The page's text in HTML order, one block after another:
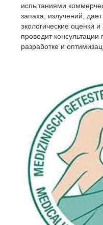
испытаниями
запаха, излучений,
экологические оценки
проводит
разработке и
в изделиях содержит
каучука и является
выделяющим
запах. Изделие имеет
латекса.
Испытание запаха
VDA 270, измерение
согласно EN 717-1 и En